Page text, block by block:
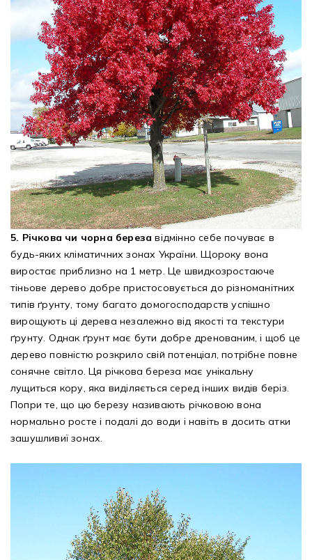
5. Річкова чи чорна береза відмінно себе почуває в
будь-яких кліматичних зонах України. Щороку вона
виростає приблизно на 1 метр. Це швидкозростаюче
тіньове дерево добре пристосовується до різноманітних
типів ґрунту, тому багато домогосподарств успішно
вирощують ці дерева незалежно від якості та текстури
ґрунту. Однак ґрунт має бути добре дренованим, і щоб це
дерево повністю розкрило свій потенціал, потрібне повне
сонячне світло. Ця річкова береза має унікальну
лущиться кору, яка виділяється серед інших видів беріз.
Попри те, що цю березу називають річковою вона
нормально росте і подалі до води і навіть в досить атки
зашушливиї зонах.